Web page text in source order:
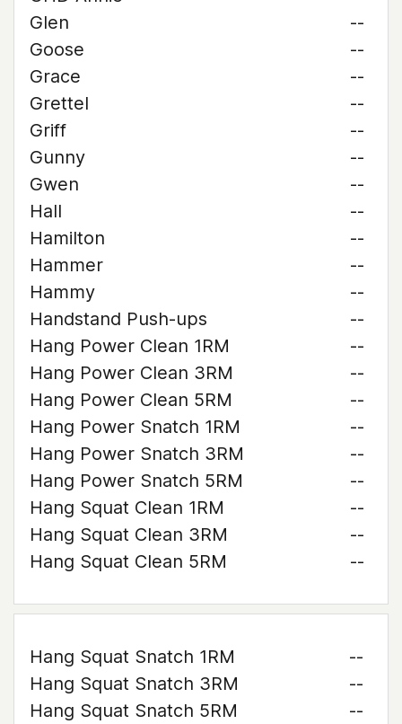
Glen
--
Goose
--
Grace
--
Grettel
--
Griff
--
Gunny
--
Gwen
--
Hall
--
Hamilton
--
Hammer
--
Hammy
--
Handstand Push-ups
--
Hang Power Clean 1RM
--
Hang Power Clean 3RM
--
Hang Power Clean 5RM
--
Hang Power Snatch 1RM
--
Hang Power Snatch 3RM
--
Hang Power Snatch 5RM
--
Hang Squat Clean 1RM
--
Hang Squat Clean 3RM
--
Hang Squat Clean 5RM
--
Hang Squat Snatch 1RM
--
Hang Squat Snatch 3RM
--
Hang Squat Snatch 5RM
--